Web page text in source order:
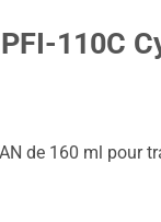
110C
de 160 ml pour